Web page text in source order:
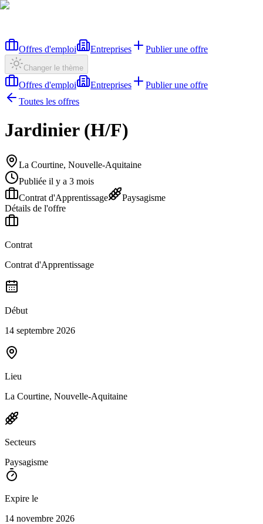
Offres d'emploi Entreprises Publier une offre
Changer le thème
Offres d'emploi Entreprises
Publier une offre
Toutes les offres
Jardinier (H/F)
La Courtine, Nouvelle-Aquitaine
Publiée il y a 3 mois
Contrat d'Apprentissage
Paysagisme
Détails de l'offre
Contrat
Contrat d'Apprentissage
Début
14 septembre 2026
Lieu
La Courtine, Nouvelle-Aquitaine
Secteurs
Paysagisme
Expire le
14 novembre 2026